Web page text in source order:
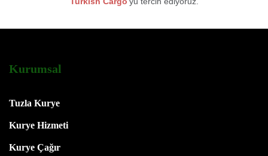
Kurumsal
Tuzla Kurye
Kurye Hizmeti
Kurye Çağır